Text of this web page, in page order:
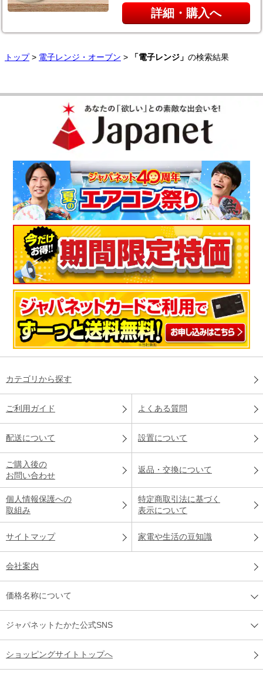
詳細・購入へ
トップ> 電子レンジ・オーブン > 「電子レンジ」 の検索結果
カテゴリから探す
ご利用ガイド よくある質問
配送について 設置について
ご購入後の
お問い合わせ
返品・交換について
個人情報保護への
取組み
特定商取引法に基づく
表示について
サイトマップ 家電や生活の豆知識
会社案内
価格名称について
ジャパネットたかた公式SNS
ショッピングサイトトップへ